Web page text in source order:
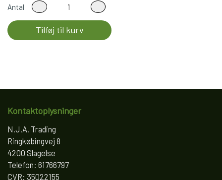
Antal
Tilføj til kurv
Kontaktoplysninger
N.J.A. Trading
Ringkøbingvej 8
4200 Slagelse
Telefon: 61766797
CVR: 35022155